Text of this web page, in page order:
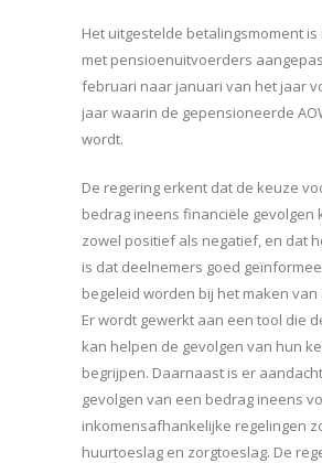
Het uitgestelde betalingsmoment
met pensioenuitvoerders
februari naar januari van het jaar
jaar waarin de gepensioneerde
wordt.
De regering erkent dat de keuze
bedrag ineens financiële gevolgen
zowel positief als negatief, en dat
is dat deelnemers goed
begeleid worden bij het maken van
Er wordt gewerkt aan een tool die
kan helpen de gevolgen van hun
begrijpen. Daarnaast is er
gevolgen van een bedrag ineens
inkomensafhankelijke regelingen
huurtoeslag en zorgtoeslag. De